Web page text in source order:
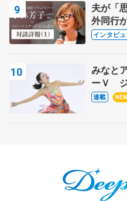
夫が「
外同行
クでは
インタビ
みなと
ーＶ ジ
田麻央
連載 NEW